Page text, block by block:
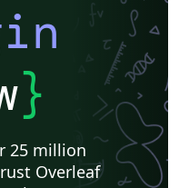
}
25 million
Overleaf